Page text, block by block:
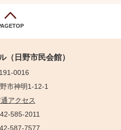
（日野市民会館）
0016
市神明1-12-1
アクセス
585-2011
587-7577